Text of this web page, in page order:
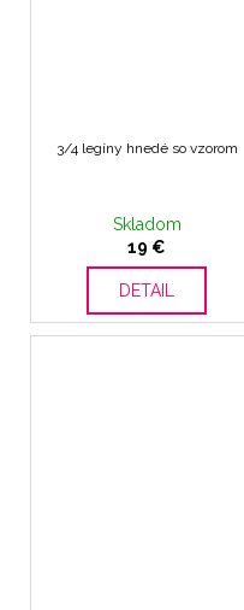
3/4 legíny hnedé so vzorom
Skladom
19 €
DETAIL